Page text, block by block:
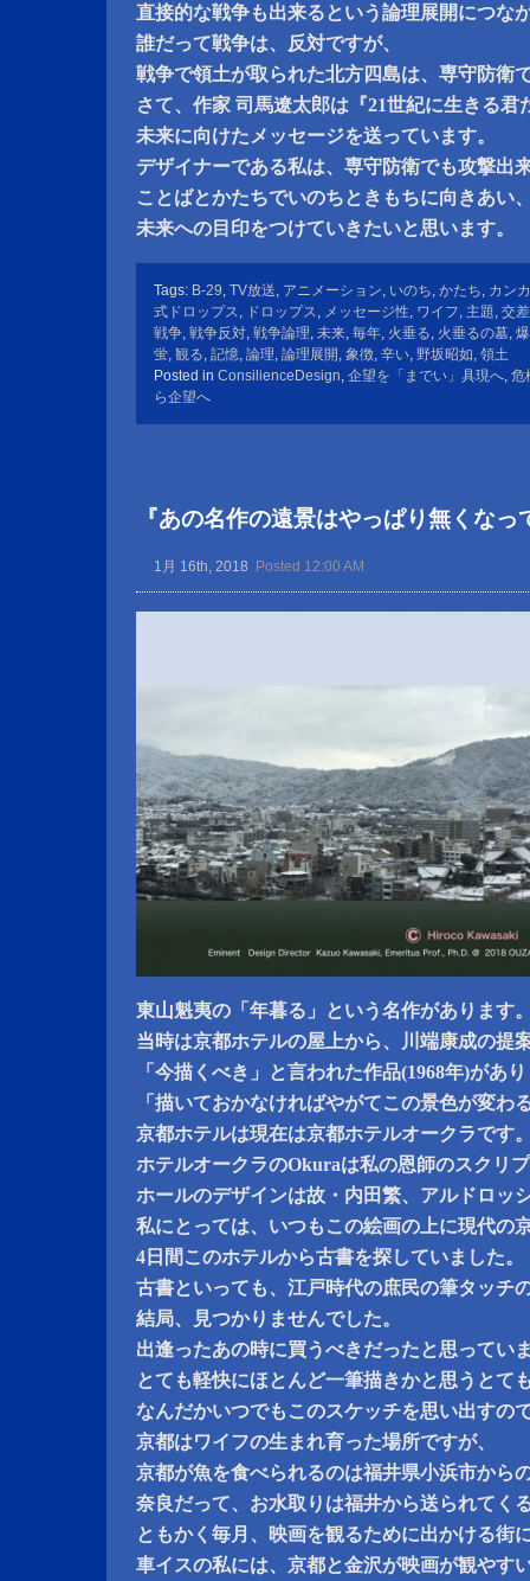
直接的な戦争も出来るという論理展開につな
誰だって戦争は、反対ですが、
戦争で領土が取られた北方四島は、専守防衛
さて、作家 司馬遼太郎は『21世紀に生きる君
未来に向けたメッセージを送っています。
デザイナーである私は、専守防衛でも攻撃出
ことばとかたちでいのちときもちに向きあい
未来への目印をつけていきたいと思います。
Tags: B-29, TV放送, アニメーション, いのち, かたち, カン
式ドロップス, ドロップス, メッセージ性, ワイフ, 主題, 交差
戦争, 戦争反対, 戦争論理, 未来, 毎年, 火垂る, 火垂るの墓,
蛍, 観る, 記憶, 論理, 論理展開 , 象徴, 辛い, 野坂昭如, 領土
Posted in ConsilienceDesign, 企望を「までい」具現へ, 危
ら企望へ
『あの名作の遠景はやっぱり無くなっ
1月 16th, 2018 Posted 12:00 AM
東山魁夷の「年暮る」という名作があります
当時は京都ホテルの屋上から、川端康成の提
「今描くべき」と言われた作品(1968年)があ
「描いておかなければやがてこの景色が変わ
京都ホテルは現在は京都ホテルオークラです
ホテルオークラのOkuraは私の恩師のスクリ
ホールのデザインは故・内田繁、アルドロッ
私にとっては、いつもこの絵画の上に現代の
4日間このホテルから古書を探していました。
古書といっても、江戸時代の庶民の筆タッチ
結局、見つかりませんでした。
出逢ったあの時に買うべきだったと思ってい
とても軽快にほとんど一筆描きかと思うとて
なんだかいつでもこのスケッチを思い出すの
京都はワイフの生まれ育った場所ですが、
京都が魚を食べられるのは福井県小浜市から
奈良だって、お水取りは福井から送られてく
ともかく毎月、映画を観るために出かける街
車イスの私には、京都と金沢が映画が観やす